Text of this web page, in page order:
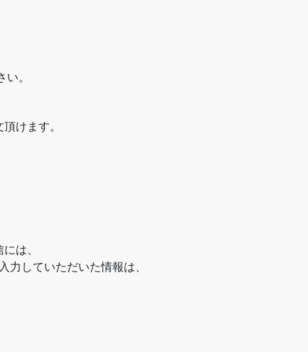
。
けます。
は、
力していただいた情報は、